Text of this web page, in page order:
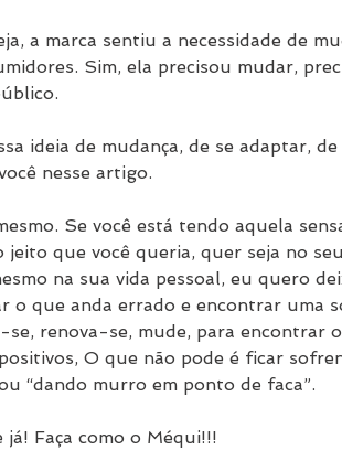
a marca sentiu a necessidade de
Sim, ela precisou mudar,
ideia de mudança, de se adaptar,
nesse artigo.
Se você está tendo aquela
jeito que você queria, quer seja no
na sua vida pessoal, eu quero
o que anda errado e encontrar uma
se, renova-se, mude, para encontrar
O que não pode é ficar
“dando murro em ponto de faca”.
já! Faça como o Méqui!!!